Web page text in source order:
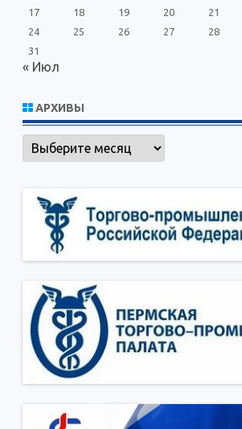
17
18 19 20 21
24
25 26 27 28
31
« Июл
АРХИВЫ
Архивы